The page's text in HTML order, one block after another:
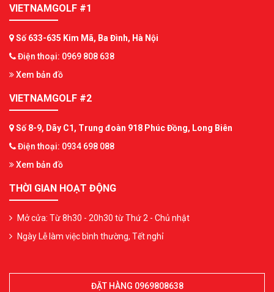
VIETNAMGOLF #1
Số 633-635 Kim Mã, Ba Đình, Hà Nội
Điện thoại: 0969 808 638
Xem bản đồ
VIETNAMGOLF #2
Số 8-9, Dãy C1, Trung đoàn 918 Phúc Đồng, Long Biên
Điện thoại: 0934 698 088
Xem bản đồ
THỜI GIAN HOẠT ĐỘNG
Mở cửa: Từ 8h30 - 20h30 từ Thứ 2 - Chủ nhật
Ngày Lễ làm việc bình thường, Tết nghỉ
ĐẶT HÀNG 0969808638